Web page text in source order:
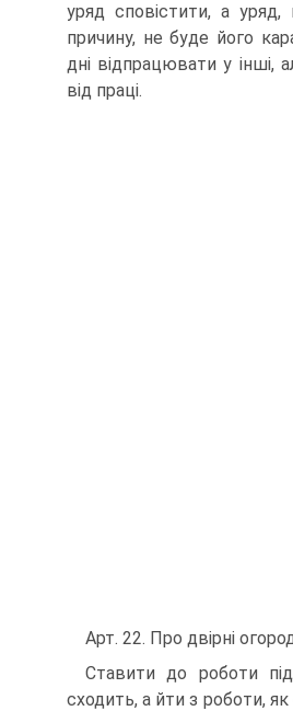
уряд сповістити, а
причину, не буде його
дні відпрацювати у інші,
від праці.
Арт. 22. Про двірні
Ставити до роботи
сходить, а йти з роботи,